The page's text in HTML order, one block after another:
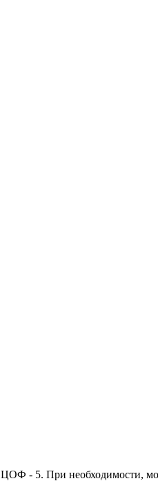
ЦОФ - 5. При необходимости,